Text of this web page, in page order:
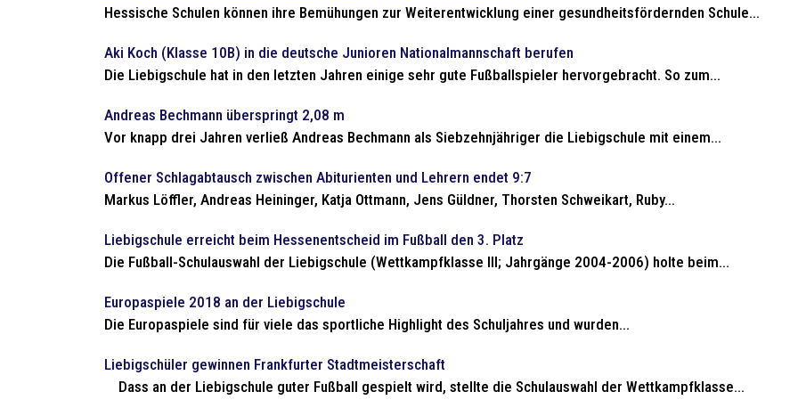
Hessische Schulen können ihre Bemühungen zur Weiterentwicklung einer gesundheitsfördernden Schule...
Aki Koch (Klasse 10B) in die deutsche Junioren Nationalmannschaft berufen
Die Liebigschule hat in den letzten Jahren einige sehr gute Fußballspieler hervorgebracht. So zum...
Andreas Bechmann überspringt 2,08 m
Vor knapp drei Jahren verließ Andreas Bechmann als Siebzehnjähriger die Liebigschule mit einem...
Offener Schlagabtausch zwischen Abiturienten und Lehrern endet 9:7
Markus Löffler, Andreas Heininger, Katja Ottmann, Jens Güldner, Thorsten Schweikart, Ruby...
Liebigschule erreicht beim Hessenentscheid im Fußball den 3. Platz
Die Fußball-Schulauswahl der Liebigschule (Wettkampfklasse III; Jahrgänge 2004-2006) holte beim...
Europaspiele 2018 an der Liebigschule
Die Europaspiele sind für viele das sportliche Highlight des Schuljahres und wurden...
Liebigschüler gewinnen Frankfurter Stadtmeisterschaft
Dass an der Liebigschule guter Fußball gespielt wird, stellte die Schulauswahl der Wettkampfklasse...